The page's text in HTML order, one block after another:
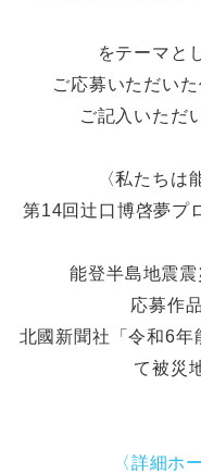
をテーマと
ご応募いただい
ご記入いただ
〈私たちは
第14回辻󠄀口博啓夢プ
能登半島地震震
応募作
北國新聞社「令和6年
て被災
〈詳細ホ